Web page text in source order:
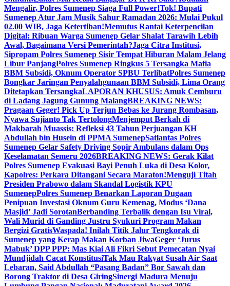
Mengalir, Polres Sumenep Siaga Full Power!Tok! Bupati
Sumenep Atur Jam Musik Sahur Ramadan 2026: Mulai Pukul
02.00 WIB, Jaga Ketertiban!Memutus Rantai Keterpencilan
Digital: Ribuan Warga Sumenep Gelar Shalat Tarawih Lebih
Awal, Bagaimana Versi Pemerintah?Jaga Citra Institusi,
Sipropam Polres Sumenep Sisir Tempat Hiburan Malam Jelang
Libur PanjangPolres Sumenep Ringkus 5 Tersangka Mafia
BBM Subsidi, Oknum Operator SPBU TerlibatPolres Sumenep
Bongkar Jaringan Penyalahgunaan BBM Subsidi, Lima Orang
Ditetapkan TersangkaLAPORAN KHUSUS: Amuk Cemburu
di Ladang Jagung Gunung MalangBREAKING NEWS:
Pragaan Geger! Pick Up Terjun Bebas ke Jurang Rombasan,
Nyawa Sujianto Tak TertolongMenjemput Berkah di
Makbarah Muassis: Refleksi 43 Tahun Perjuangan KH
Abdullah bin Husein di PPMA SumenepSatlantas Polres
Sumenep Gelar Safety Driving Sopir Ambulans dalam Ops
Keselamatan Semeru 2026BREAKING NEWS: Gerak Kilat
Polres Sumenep Evakuasi Bayi Penuh Luka di Desa Kolor,
Kapolres: Perkara Ditangani Secara Maraton!Menguji Titah
Presiden Prabowo dalam Skandal Logistik KPU
SumenepPolres Sumenep Benarkan Laporan Dugaan
Penipuan Investasi Oknum Guru Kemenag, Modus ‘Dana
Masjid’ Jadi SorotanBerbanding Terbalik dengan Isu Viral,
Wali Murid di Ganding Justru Syukuri Program Makan
Bergizi GratisWaspada! Inilah Titik Jalur Tengkorak di
Sumenep yang Kerap Makan Korban JiwaGeger ‘Jurus
Mabuk’ DPP PPP: Mas Kiai Ali Fikri Sebut Pemecatan Nyai
Mundjidah Cacat KonstitusiTak Mau Rakyat Susah Air Saat
Lebaran, Said Abdullah “Pasang Badan” Bor Sawah dan
Borong Traktor di Desa GiringSinergi Madura Menuju